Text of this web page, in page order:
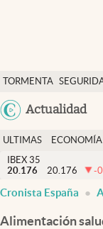
TORMENTA
Actualidad
Economía y finanzas
Política
Actualidad
Criptomonedas
España
ULTIMAS
NOTICIAS
ECONOMÍA
FINANZAS
IBEX 35
20.176
20.176 -
Cronista España
Alimentación